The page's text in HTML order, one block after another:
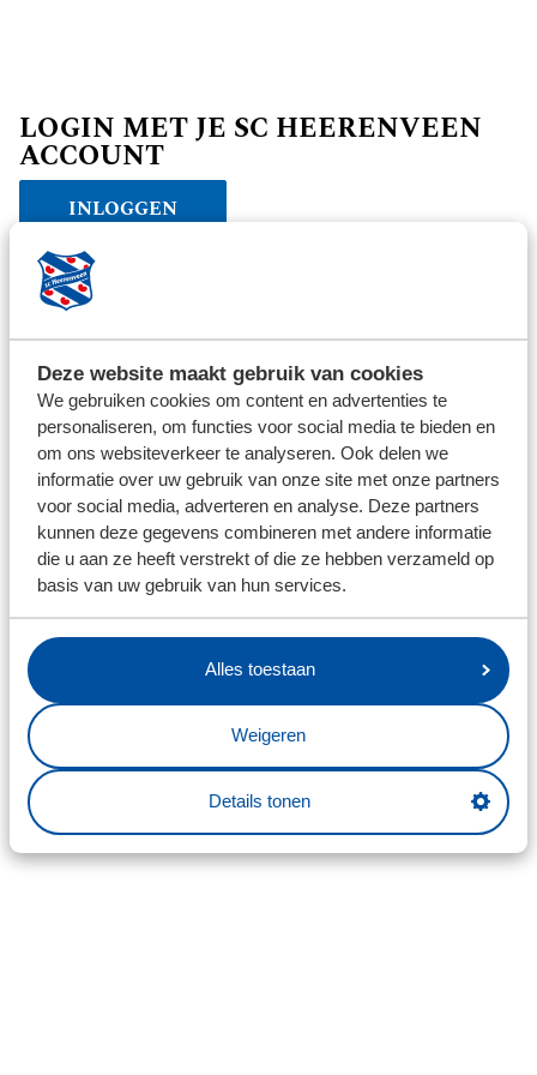
Deze website maakt gebruik van cookies
We gebruiken cookies om content en advertenties te
personaliseren, om functies voor social media te bieden en
om ons websiteverkeer te analyseren. Ook delen we
informatie over uw gebruik van onze site met onze partners
voor social media, adverteren en analyse. Deze partners
kunnen deze gegevens combineren met andere informatie
die u aan ze heeft verstrekt of die ze hebben verzameld op
basis van uw gebruik van hun services.
Alles toestaan
Weigeren
Details tonen
LOGIN MET JE SC HEERENVEEN
ACCOUNT
INLOGGEN
Verder winkelen